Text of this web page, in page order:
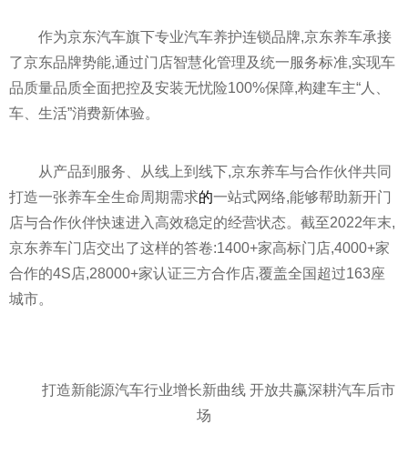
作为京东汽车旗下专业汽车养护连锁品牌,京东养车承接
了京东品牌势能,通过门店智慧化管理及统一服务标准,实现车
品质量品质全面把控及安装无忧险100%保障,构建车主“人、
车、生活”消费新体验。
从产品到服务、从线上到线下,京东养车与合作伙伴共同
打造一张养车全生命周期需求的一站式网络,能够帮助新开门
店与合作伙伴快速进入高效稳定的经营状态。截至2022年末,
京东养车门店交出了这样的答卷:1400+家高标门店,4000+家
合作的4S店,28000+家认证三方合作店,覆盖全国超过163座
城市。
打造新能源汽车行业增长新曲线 开放共赢深耕汽车后市
场